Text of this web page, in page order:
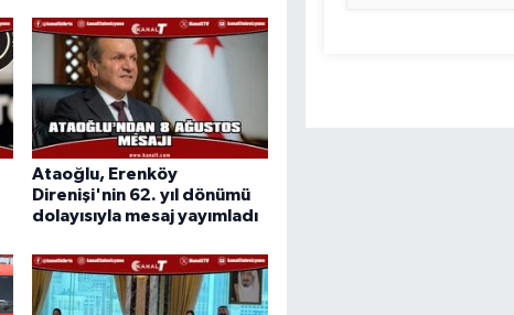
Ataoğlu, Erenköy
Direnişi'nin 62. yıl dönümü
dolayısıyla mesaj yayımladı